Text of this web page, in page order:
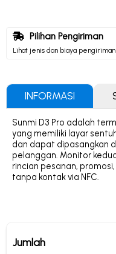
Pilihan Pengiriman
Lihat jenis dan biaya pengiriman
INFORMASI
Sunmi D3 Pro adalah
yang memiliki layar
dan dapat dipasangkan
pelanggan. Monitor
rincian pesanan,
tanpa kontak via NFC.
Jumlah